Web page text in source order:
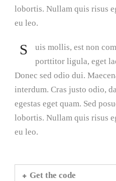
lobortis. Nullam quis risus
eu leo.
S
uis mollis, est non
porttitor ligula, eget
Donec sed odio dui.
interdum. Cras justo odio,
egestas eget quam. Sed
lobortis. Nullam quis risus
eu leo.
Get the code